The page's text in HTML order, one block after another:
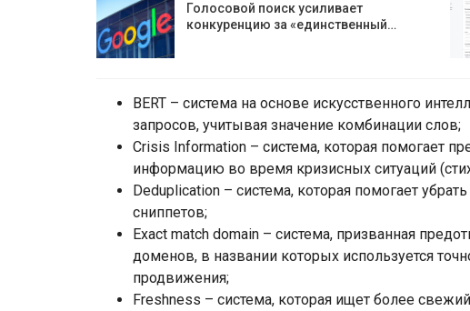
Голосовой поиск усиливает
конкуренцию за «единственный…
BERT – система на основе искусственного
запросов, учитывая значение комбинации слов;
Crisis Information – система, которая помогает
информацию во время кризисных ситуаций
Deduplication – система, которая помогает
сниппетов;
Exact match domain – система, призванная
доменов, в названии которых используется
продвижения;
Freshness – система, которая ищет более